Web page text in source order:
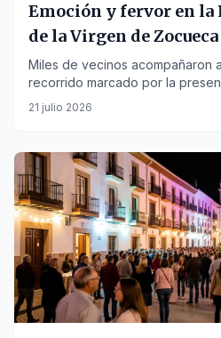
Emoción y fervor en la
de la Virgen de
Miles de vecinos acompañaron
recorrido marcado por la
artificiales y una gran devoción.
21 julio 2026